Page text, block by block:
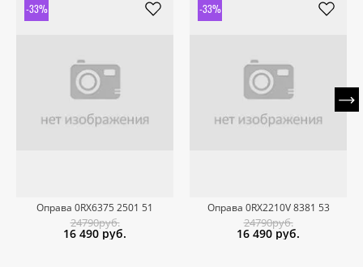
-33%
Оправа 0RX6375 2501 51
24790руб.
16 490 руб.
-33%
Оправа 0RX2210V 8381 53
24790руб.
16 490 руб.